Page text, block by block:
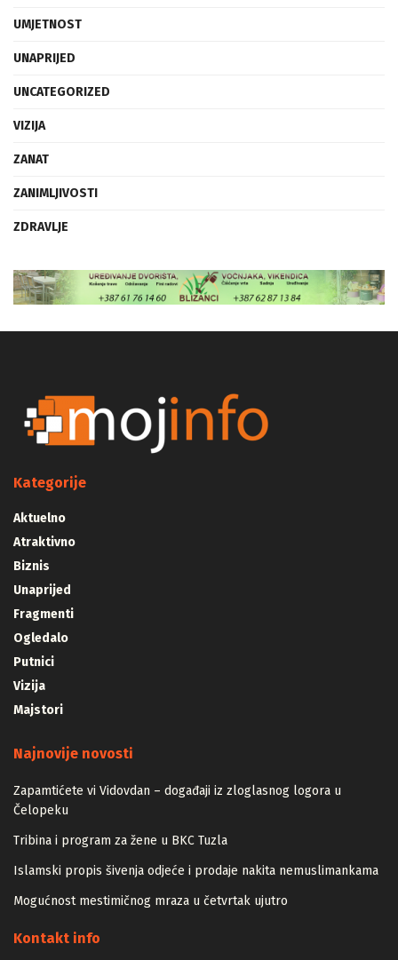
UMJETNOST
UNAPRIJED
UNCATEGORIZED
VIZIJA
ZANAT
ZANIMLJIVOSTI
ZDRAVLJE
Kategorije
Aktuelno
Atraktivno
Biznis
Unaprijed
Fragmenti
Ogledalo
Putnici
Vizija
Majstori
Najnovije novosti
Zapamtićete vi Vidovdan – događaji iz zloglasnog logora u
Čelopeku
Tribina i program za žene u BKC Tuzla
Islamski propis šivenja odjeće i prodaje nakita nemuslimankama
Mogućnost mestimičnog mraza u četvrtak ujutro
Kontakt info